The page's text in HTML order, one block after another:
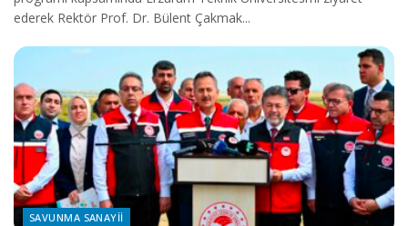
ederek Rektör Prof. Dr. Bülent Çakmak...
SAVUNMA SANAYII